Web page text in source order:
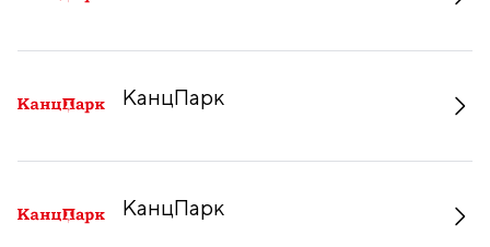
КанцПарк
КанцПарк